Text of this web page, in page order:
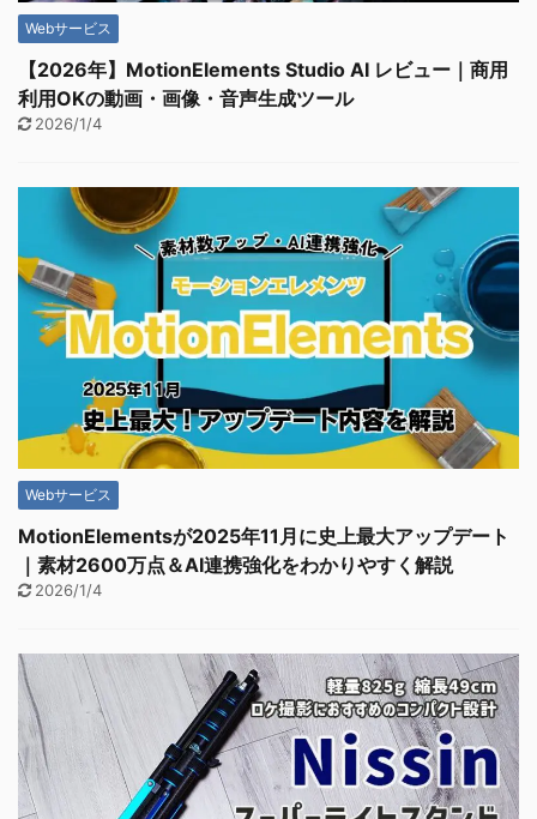
Webサービス
【2026年】MotionElements Studio AI レビュー｜商用
利用OKの動画・画像・音声生成ツール
2026/1/4
Webサービス
MotionElementsが2025年11月に史上最大アップデート
｜素材2600万点＆AI連携強化をわかりやすく解説
2026/1/4